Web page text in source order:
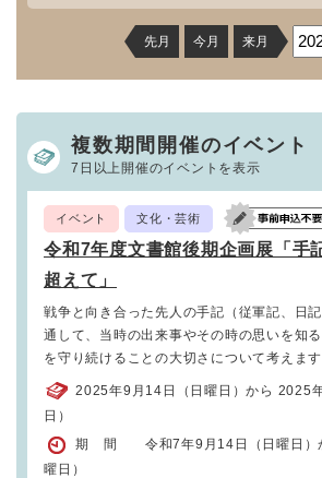
先月 今月 来月
複数期間開催のイベント
7日以上開催のイベントを表示
イベント 文化・芸術
令和7年度文書館後期企画展「
超えて」
戦争と向き合った先人の手記（従軍記、日
通して、当時の出来事やその時の思いを知
を守り続けることの大切さについて考えます
2025年9月14日（日曜日）から 2025
日）
期 間 令和7年9月14日（日曜日）
曜日）